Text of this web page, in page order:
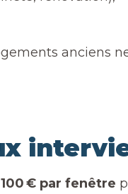
anciens
100 € par fenêtre